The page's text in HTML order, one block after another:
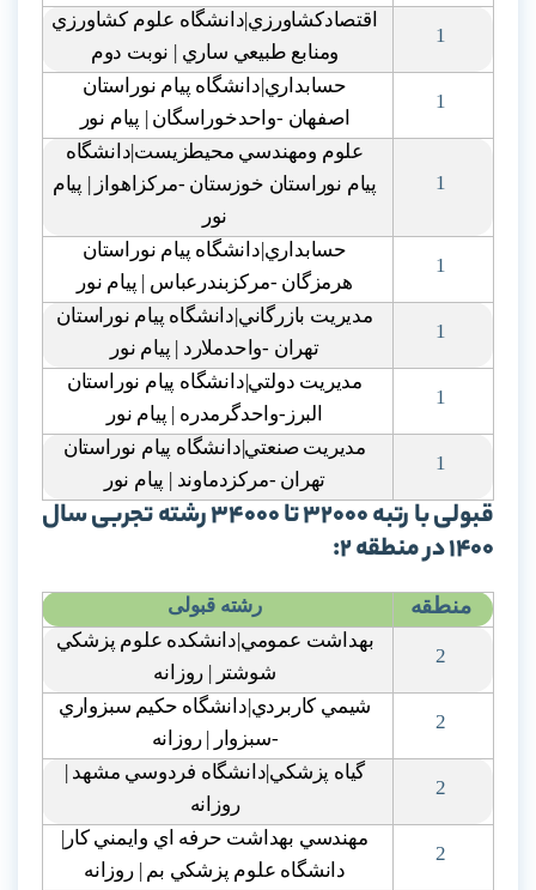
1
اقتصادکشاورزي|دانشگاه علوم کشاورزي
ومنابع طبيعي ساري | نوبت دوم
1
حسابداري|دانشگاه پيام نوراستان
اصفهان -واحدخوراسگان | پيام نور
1
علوم ومهندسي محيطزيست|دانشگاه
پيام نوراستان خوزستان -مرکزاهواز | پيام
نور
1
حسابداري|دانشگاه پيام نوراستان
هرمزگان -مرکزبندرعباس | پيام نور
1
مديريت بازرگاني|دانشگاه پيام نوراستان
تهران -واحدملارد | پيام نور
1
مديريت دولتي|دانشگاه پيام نوراستان
البرز-واحدگرمدره | پيام نور
1
مديريت صنعتي|دانشگاه پيام نوراستان
تهران -مرکزدماوند | پيام نور
قبولی با رتبه 32000 تا 34000 رشته تجربی سال
1400 در منطقه 2:
منطقه رشته قبولی
2
بهداشت عمومي|دانشکده علوم پزشکي
شوشتر | روزانه
2
شيمي کاربردي|دانشگاه حکيم سبزواري
-سبزوار | روزانه
2
گياه پزشکي|دانشگاه فردوسي مشهد |
روزانه
2
مهندسي بهداشت حرفه اي وايمني کار|
دانشگاه علوم پزشکي بم | روزانه